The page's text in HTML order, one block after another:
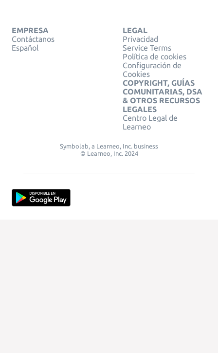
EMPRESA
Contáctanos
Español
LEGAL
Privacidad
Service Terms
Política de cookies
Configuración de
Cookies
COPYRIGHT, GUÍAS
COMUNITARIAS, DSA
& OTROS RECURSOS
LEGALES
Centro Legal de
Learneo
Symbolab, a Learneo, Inc. business
© Learneo, Inc. 2024